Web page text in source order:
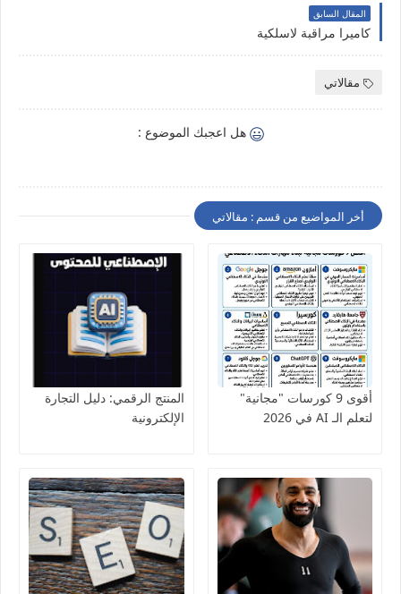
المقال السابق
كاميرا مراقبة لاسلكية
مقالاتي
هل اعجبك الموضوع :
أخر المواضيع من قسم : مقالاتي
أقوى 9 كورسات "مجانية"
لتعلم الـ AI في 2026
المنتج الرقمي: دليل التجارة
الإلكترونية